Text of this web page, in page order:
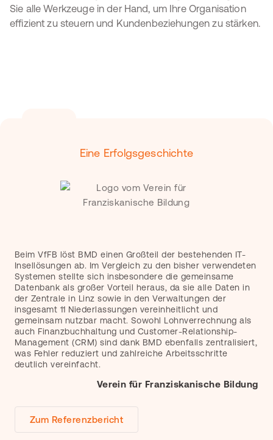
Sie alle Werkzeuge in der Hand, um Ihre Organisation
effizient zu steuern und Kundenbeziehungen zu stärken.
Eine Erfolgsgeschichte
Beim VfFB löst BMD einen Großteil der bestehenden IT-
Insellösungen ab. Im Vergleich zu den bisher verwendeten
Systemen stellte sich insbesondere die gemeinsame
Datenbank als großer Vorteil heraus, da sie alle Daten in
der Zentrale in Linz sowie in den Verwaltungen der
insgesamt 11 Niederlassungen vereinheitlicht und
gemeinsam nutzbar macht. Sowohl Lohnverrechnung als
auch Finanzbuchhaltung und Customer-Relationship-
Management (CRM) sind dank BMD ebenfalls zentralisiert,
was Fehler reduziert und zahlreiche Arbeitsschritte
deutlich vereinfacht.
Verein für Franziskanische Bildung
Zum Referenzbericht